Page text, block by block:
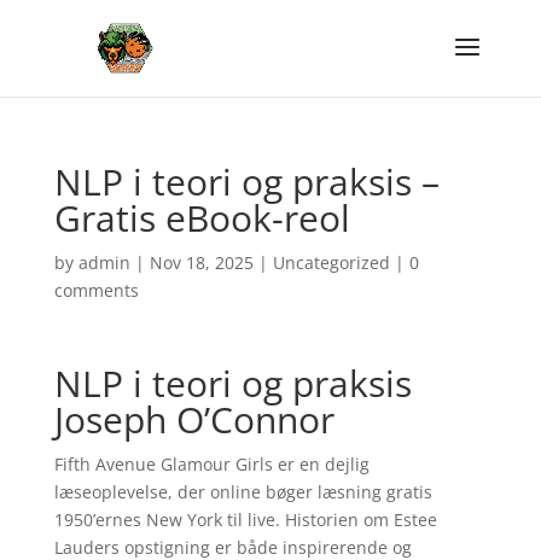
NLP i teori og praksis –
Gratis eBook-reol
by admin | Nov 18, 2025| Uncategorized | 0
comments
NLP i teori og praksis
Joseph O’Connor
Fifth Avenue Glamour Girls er en dejlig
læseoplevelse, der online bøger læsning gratis
1950’ernes New York til live. Historien om Estee
Lauders opstigning er både inspirerende og